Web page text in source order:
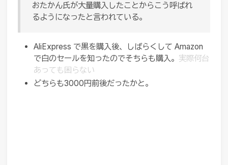
おたかん氏が大量購入したことからこう呼ばれ
るようになったと言われている。
AliExpress で黒を購入後、しばらくして Amazon
で白のセールを知ったのでそちらも購入。 実際何台
あっても困らない
どちらも3000円前後だったかと。